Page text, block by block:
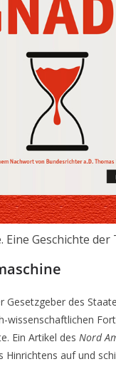
Eine Geschichte
des
wissenschaftlichen
Ein Artikel des Nord
Hinrichtens auf und